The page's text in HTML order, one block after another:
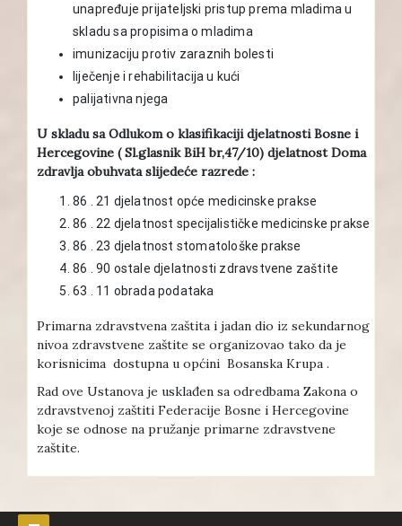
unapređuje prijateljski pristup prema mladima u
skladu sa propisima o mladima
imunizaciju protiv zaraznih bolesti
liječenje i rehabilitacija u kući
palijativna njega
U skladu sa Odlukom o klasifikaciji djelatnosti Bosne i
Hercegovine ( Sl.glasnik BiH br,47/10) djelatnost Doma
zdravlja obuhvata slijedeće razrede :
86 . 21 djelatnost opće medicinske prakse
86 . 22 djelatnost specijalističke medicinske prakse
86 . 23 djelatnost stomatološke prakse
86 . 90 ostale djelatnosti zdravstvene zaštite
63 . 11 obrada podataka
Primarna zdravstvena zaštita i jadan dio iz sekundarnog
nivoa zdravstvene zaštite se organizovao tako da je
korisnicima dostupna u općini Bosanska Krupa .
Rad ove Ustanova je usklađen sa odredbama Zakona o
zdravstvenoj zaštiti Federacije Bosne i Hercegovine
koje se odnose na pružanje primarne zdravstvene
zaštite.